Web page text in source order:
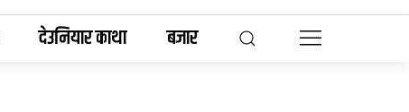
देउनियार काथा बजार